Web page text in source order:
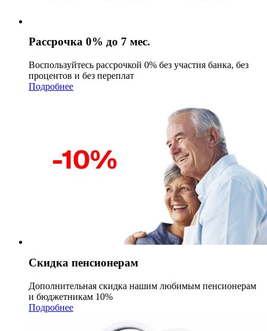
Рассрочка 0% до 7 мес.
Воспользуйтесь рассрочкой 0% без участия банка, без
процентов и без переплат
Подробнее
Скидка пенсионерам
Дополнительная скидка нашим любимым пенсионерам
и бюджетникам 10%
Подробнее